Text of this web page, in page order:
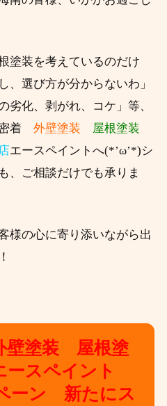
塗装を考えているのだけ
、選び方が分からないわ」
劣化、剥がれ、コケ」等、
着 外壁塗装
屋根塗装
エースペイントへ(*’ω’*)シ
、ご相談だけでも承りま
様の心に寄り添いながら出
壁塗装 屋根塗
スペイント
ーン 新たにス